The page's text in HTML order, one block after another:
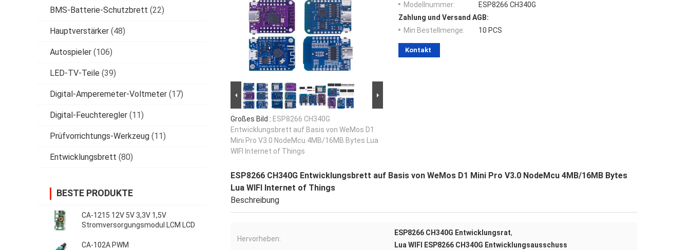
BMS-Batterie-Schutzbrett (22)
Hauptverstärker (48)
Autospieler (106)
LED-TV-Teile (39)
Digital-Amperemeter-Voltmeter (17)
Digital-Feuchteregler (11)
Prüfvorrichtungs-Werkzeug (11)
Entwicklungsbrett (80)
BESTE PRODUKTE
CA-1215 12V 5V 3,3V 1,5V
Stromversorgungsmodul LCM LCD
CA-102A PWM
Großes Bild : ESP8266 CH340G
Entwicklungsbrett auf Basis von WeMos D1
Mini Pro V3.0 NodeMcu 4MB/16MB Bytes Lua
WIFI Internet of Things
Modellnummer:
ESP8266 CH340G
Zahlung und Versand AGB:
Min Bestellmenge:
10 PCS
Kontakt
ESP8266 CH340G Entwicklungsbrett auf Basis von WeMos D1 Mini Pro V3.0 NodeMcu 4MB/16MB Bytes
Lua WIFI Internet of Things
Beschreibung
Hervorheben:
ESP8266 CH340G Entwicklungsrat,
Lua WIFI ESP8266 CH340G Entwicklungsausschuss